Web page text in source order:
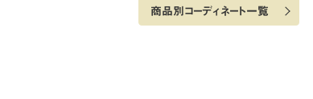
商品別コーディネート一覧